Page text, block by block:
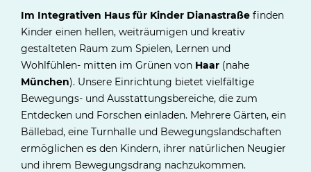
Im Integrativen Haus für Kinder Dianastraße finden
Kinder einen hellen, weiträumigen und kreativ
gestalteten Raum zum Spielen, Lernen und
Wohlfühlen- mitten im Grünen von Haar (nahe
München). Unsere Einrichtung bietet vielfältige
Bewegungs- und Ausstattungsbereiche, die zum
Entdecken und Forschen einladen. Mehrere Gärten, ein
Bällebad, eine Turnhalle und Bewegungslandschaften
ermöglichen es den Kindern, ihrer natürlichen Neugier
und ihrem Bewegungsdrang nachzukommen.